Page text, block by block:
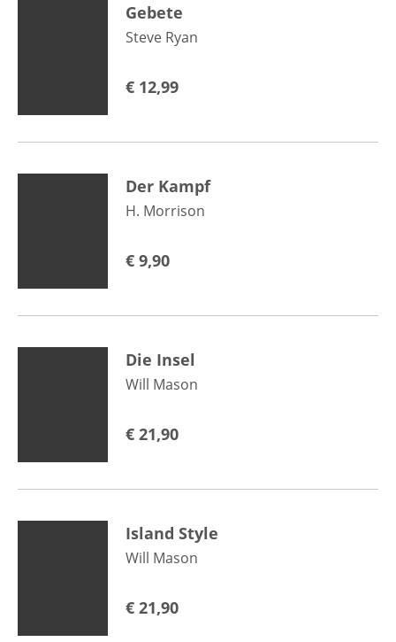
Gebete
Steve Ryan
€ 12,99
Der Kampf
H. Morrison
€ 9,90
Die Insel
Will Mason
€ 21,90
Island Style
Will Mason
€ 21,90